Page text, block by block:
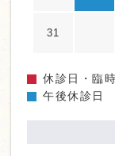
31
休診日・臨
午後休診日